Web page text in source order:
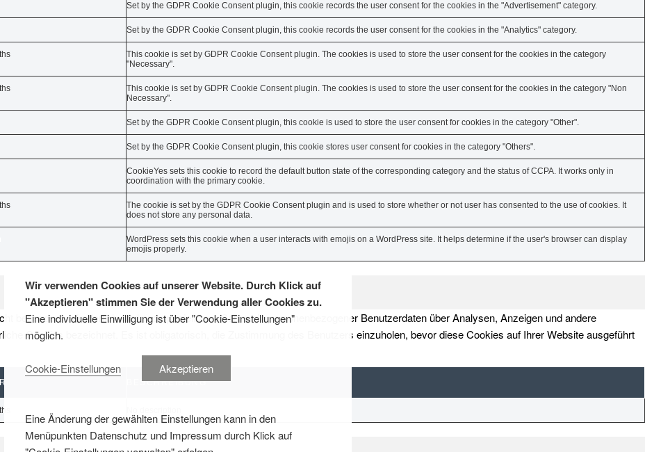
Wir verwenden Cookies auf unserer Website. Durch Klick auf
"Akzeptieren" stimmen Sie der Verwendung aller Cookies zu.
Eine individuelle Einwilligung ist über "Cookie-Einstellungen"
möglich.
Cookie-Einstellungen Akzeptieren
Eine Änderung der gewählten Einstellungen kann in den
Menüpunkten Datenschutz und Impressum durch Klick auf
Set by the GDPR Cookie Consent plugin, this cookie records the user consent for the cookies in the "Advertisement" category.
Set by the GDPR Cookie Consent plugin, this cookie records the user consent for the cookies in the "Analytics" category.
This cookie is set by GDPR Cookie Consent plugin. The cookies is used to store the user consent for the cookies in the category
"Necessary".
This cookie is set by GDPR Cookie Consent plugin. The cookies is used to store the user consent for the cookies in the category "Non
Necessary".
Set by the GDPR Cookie Consent plugin, this cookie is used to store the user consent for cookies in the category "Other".
Set by the GDPR Cookie Consent plugin, this cookie stores user consent for cookies in the category "Others".
CookieYes sets this cookie to record the default button state of the corresponding category and the status of CCPA. It works only in
coordination with the primary cookie.
The cookie is set by the GDPR Cookie Consent plugin and is used to store whether or not user has consented to the use of cookies. It
does not store any personal data.
WordPress sets this cookie when a user interacts with emojis on a WordPress site. It helps determine if the user's browser can display
emojis properly.
besonders erforderlich sind und speziell zum Sammeln personenbezogener Benutzerdaten über Analysen, Anzeigen und andere
Cookies bezeichnet. Es ist obligatorisch, die Zustimmung des Benutzers einzuholen, bevor diese Cookies auf Ihrer Website ausgeführt
BESCHREIBUNG